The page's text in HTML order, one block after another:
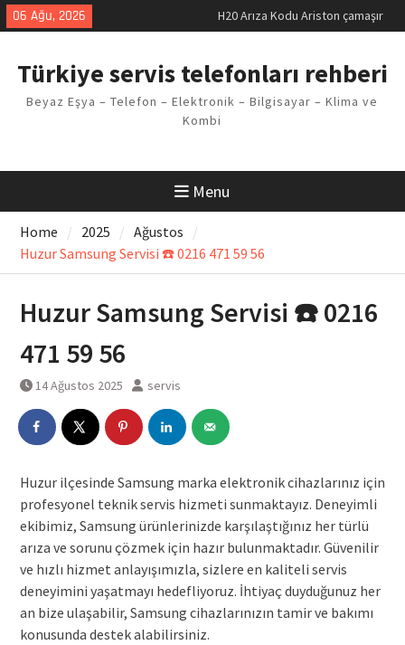
Skip
to
06 Ağu, 2026
LG kombi E2 Arızası Çözümü
Vaillant çamaşır makinesi E03
Arıza Kodu
Ferroli klima E3 Arızası Çözümü
Türkiye servis telefonları rehberi
Beyaz Eşya – Telefon – Elektronik – Bilgisayar – Klima ve
Kombi
Menu
Home 2025
Ağustos
Huzur Samsung Servisi ☎️ 0216 471 59 56
Huzur Samsung Servisi ☎️ 0216
471 59 56
14 Ağustos 2025 servis
Huzur ilçesinde Samsung marka elektronik cihazlarınız için
profesyonel teknik servis hizmeti sunmaktayız. Deneyimli
ekibimiz, Samsung ürünlerinizde karşılaştığınız her türlü
arıza ve sorunu çözmek için hazır bulunmaktadır. Güvenilir
ve hızlı hizmet anlayışımızla, sizlere en kaliteli servis
deneyimini yaşatmayı hedefliyoruz. İhtiyaç duyduğunuz her
an bize ulaşabilir, Samsung cihazlarınızın tamir ve bakımı
konusunda destek alabilirsiniz.